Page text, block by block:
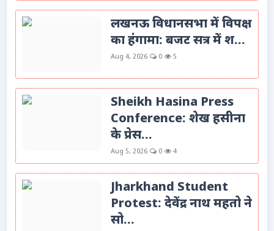
लखनऊ विधानसभा में विपक्ष
का हंगामा: बजट सत्र में श...
Aug 4, 2026 0 5
Sheikh Hasina Press
Conference: शेख हसीना
के प्रेस...
Aug 5, 2026 0 4
Jharkhand Student
Protest: देवेंद्र नाथ महतो ने
सो...